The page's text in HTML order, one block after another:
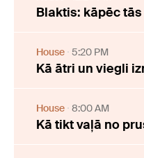
Blaktis: kāpēc
House 5:20 PM
Kā ātri un viegli
House 8:00 AM
Kā tikt vaļā no